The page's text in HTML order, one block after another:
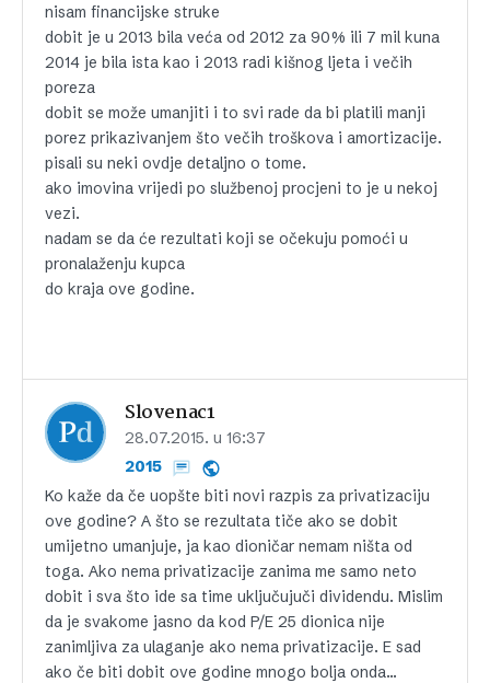
nisam financijske struke
dobit je u 2013 bila veća od 2012 za 90% ili 7 mil kuna
2014 je bila ista kao i 2013 radi kišnog ljeta i večih
poreza
dobit se može umanjiti i to svi rade da bi platili manji
porez prikazivanjem što večih troškova i amortizacije.
pisali su neki ovdje detaljno o tome.
ako imovina vrijedi po službenoj procjeni to je u nekoj
vezi.
nadam se da će rezultati koji se očekuju pomoći u
pronalaženju kupca
do kraja ove godine.
Slovenac1
28.07.2015. u 16:37
2015
Ko kaže da če uopšte biti novi razpis za privatizaciju
ove godine? A što se rezultata tiče ako se dobit
umijetno umanjuje, ja kao dioničar nemam ništa od
toga. Ako nema privatizacije zanima me samo neto
dobit i sva što ide sa time uključujuči dividendu. Mislim
da je svakome jasno da kod P/E 25 dionica nije
zanimljiva za ulaganje ako nema privatizacije. E sad
ako če biti dobit ove godine mnogo bolja onda…